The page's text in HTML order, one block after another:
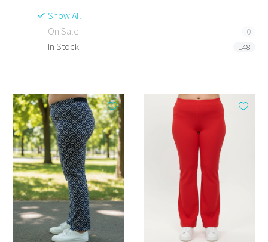
Show All
On Sale
0
In Stock 148